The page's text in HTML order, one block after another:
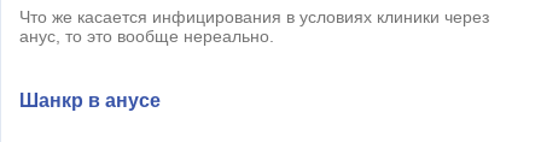
Что же касается инфицирования в условиях клиники через
анус, то это вообще нереально.
Шанкр в анусе